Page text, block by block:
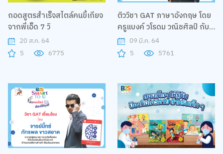
ถอดสูตรสำเร็จสไตล์คนขี้เกียจ
จากพี่เอ็ด 7 วิ
20 ส.ค. 64
5
6775
ติววิชา GAT ภาษาอังกฤษ โดย
ครูแบงค์ วโรดม วณิชศิลป์ กับ
โครงการ B2S Smart to U
09 มี.ค. 64
5
5761